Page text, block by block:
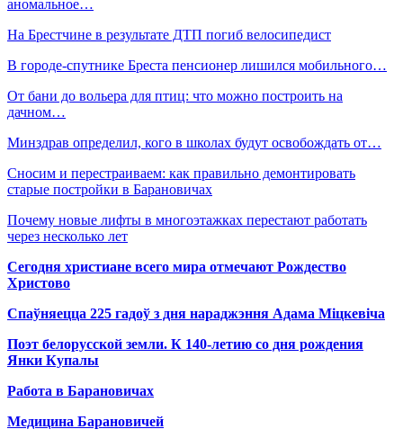
аномальное…
На Брестчине в результате ДТП погиб велосипедист
В городе-спутнике Бреста пенсионер лишился мобильного…
От бани до вольера для птиц: что можно построить на
дачном…
Минздрав определил, кого в школах будут освобождать от…
Сносим и перестраиваем: как правильно демонтировать
старые постройки в Барановичах
Почему новые лифты в многоэтажках перестают работать
через несколько лет
Сегодня христиане всего мира отмечают Рождество
Христово
Спаўняецца 225 гадоў з дня нараджэння Адама Міцкевіча
Поэт белорусской земли. К 140-летию со дня рождения
Янки Купалы
Работа в Барановичах
Медицина Барановичей